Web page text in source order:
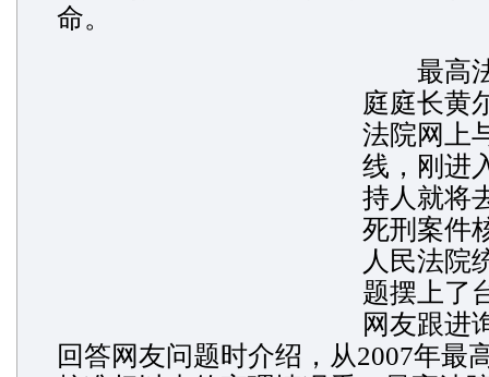
命。
最高法
庭庭长黄
法院网上
线，刚进
持人就将
死刑案件
人民法院
题摆上了
网友跟进
回答网友问题时介绍，从2007年最